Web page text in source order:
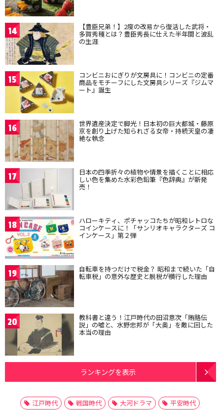
14 【豊臣兄弟！】2度の改易から復活した武将・
多賀秀種とは？豊臣秀長に仕えた半年間と波乱
の生涯
15 コンビニおにぎりが文房具に！コンビニの定番
商品をモチーフにした文房具シリーズ『ジムマ
ート』誕生
16 世界遺産決定で脚光！日本初の巨大都城・藤原
京を創り上げた知られざる女帝・持統天皇の凄
絶な執念
17 日本の四季折々の植物や情景を描くことに相応
しい色を集めた水彩色鉛筆『色辞典』が新発
売！
18 ハローキティ、ポチャッコたちが昭和レトロな
コインケースに！「サンリオキャラクターズ コ
インケース」第２弾
19 自転車を持つだけで税金？ 昭和まで続いた「自
転車税」の意外な歴史と脱税が横行した理由
20 教科書と違う！江戸時代の田沼意次「賄賂伝
説」の嘘と、水野忠邦が「大奥」を敵に回した
本当の理由
ランキングを表示
江戸時代 戦国時代 大河ドラマ
平安時代